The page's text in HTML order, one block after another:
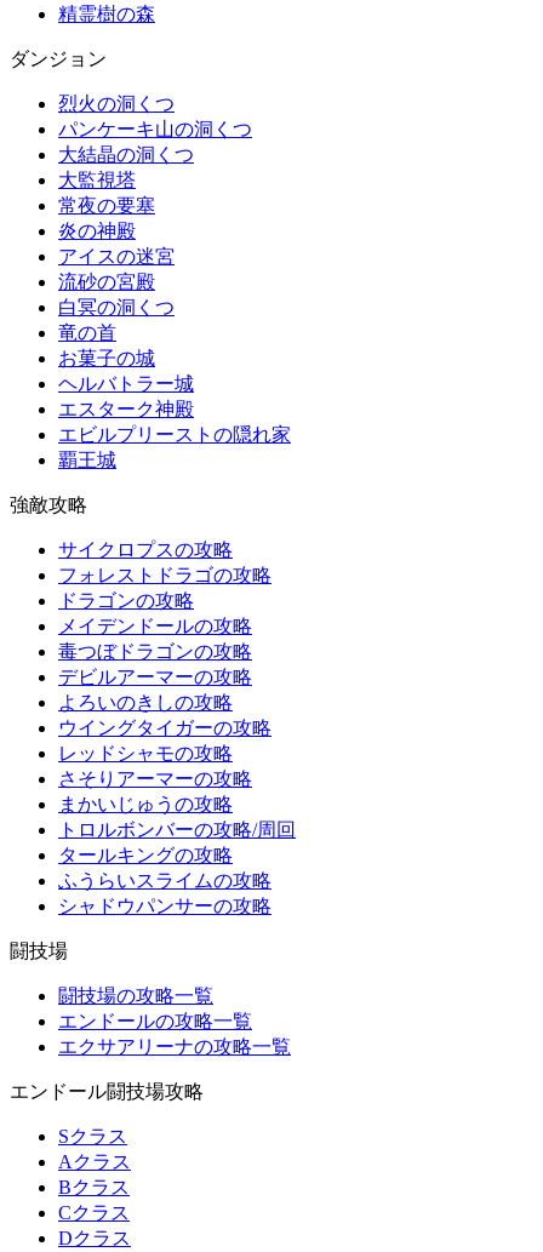
精霊樹の森
ダンジョン
烈火の洞くつ
パンケーキ山の洞くつ
大結晶の洞くつ
大監視塔
常夜の要塞
炎の神殿
アイスの迷宮
流砂の宮殿
白冥の洞くつ
竜の首
お菓子の城
ヘルバトラー城
エスターク神殿
エビルプリーストの隠れ家
覇王城
強敵攻略
サイクロプスの攻略
フォレストドラゴの攻略
ドラゴンの攻略
メイデンドールの攻略
毒つぼドラゴンの攻略
デビルアーマーの攻略
よろいのきしの攻略
ウイングタイガーの攻略
レッドシャモの攻略
さそりアーマーの攻略
まかいじゅうの攻略
トロルボンバーの攻略/周回
タールキングの攻略
ふうらいスライムの攻略
シャドウパンサーの攻略
闘技場
闘技場の攻略一覧
エンドールの攻略一覧
エクサアリーナの攻略一覧
エンドール闘技場攻略
Sクラス
Aクラス
Bクラス
Cクラス
Dクラス